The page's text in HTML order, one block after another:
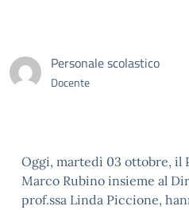
Personale scolastico
Docente
Oggi, martedì 03 ottobre, il
Marco Rubino insieme al
prof.ssa Linda Piccione,